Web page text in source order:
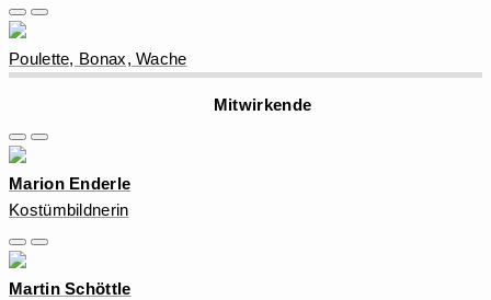
Poulette, Bonax, Wache
Mitwirkende
Marion Enderle
Kostümbildnerin
Martin Schöttle